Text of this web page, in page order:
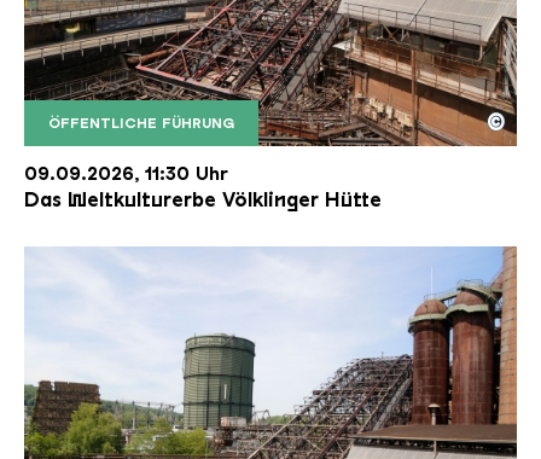
ÖFFENTLICHE FÜHRUNG
Der Erzschrägaufzug der Völklinger Hütte mit
Copyright: Weltkulturerbe Völklinger Hütte | Karl
©
09.09.2026, 11:30 Uhr
Das Weltkulturerbe Völklinger Hütte